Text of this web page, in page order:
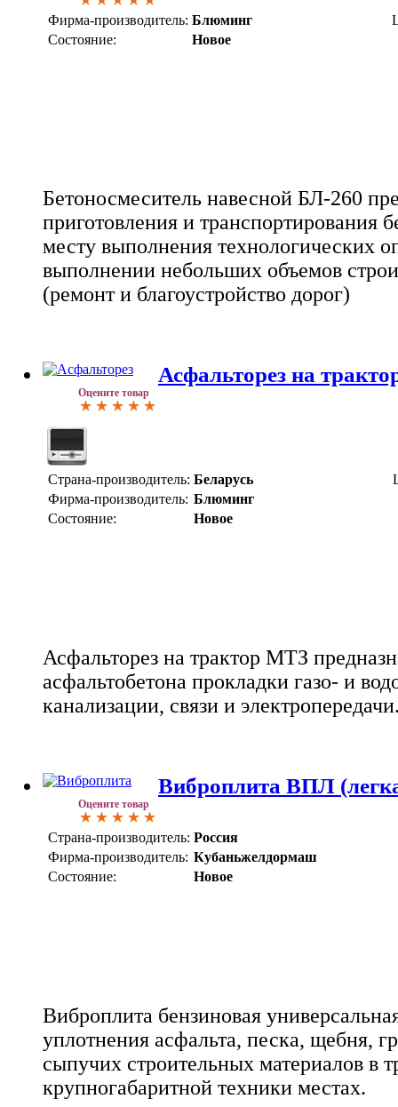
Фирма-производитель: Блюминг
Состояние:
Новое
Бетоносмеситель навесной БЛ-260
приготовления и транспортирования
месту выполнения технологических
выполнении небольших объемов
(ремонт и благоустройство дорог)
Оцените товар
Асфальторез на
Страна-производитель: Беларусь
Фирма-производитель: Блюминг
Состояние:
Новое
Асфальторез на трактор МТЗ
асфальтобетона прокладки газо- и
канализации, связи и
Оцените товар
Виброплита ВПЛ
Страна-производитель: Россия
Фирма-производитель: Кубаньжелдормаш
Состояние:
Новое
Виброплита бензиновая
уплотнения асфальта, песка, щебня,
сыпучих строительных материалов в
крупногабаритной техники местах.